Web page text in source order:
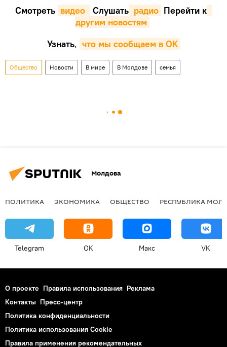
Смотреть видео Cлушать радио Перейти к
другим новостям
Узнать, что мы сообщаем в OK
Общество Новости В мире В Молдове семья
Молдова
ПОЛИТИКА ЭКОНОМИКА ОБЩЕСТВО РЕСПУБЛИКА
Telegram OK Макс VK
О проекте Правила использования Реклама
Контакты Пресс-центр
Политика конфиденциальности
Политика использования Cookie
Правила применения рекомендательных